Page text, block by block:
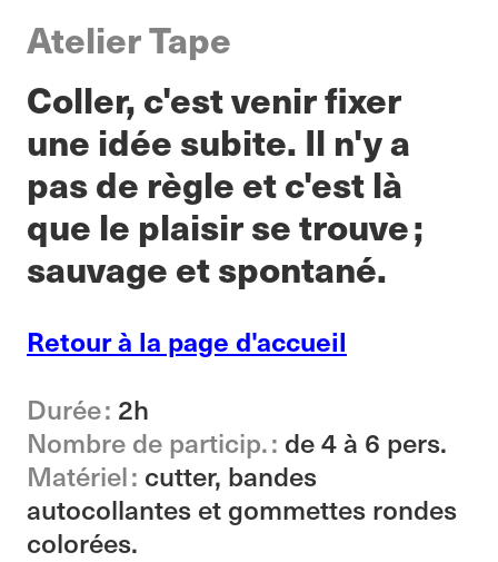
Atelier Tape
Coller, c'est venir fixer
une idée subite. Il n'y a
pas de règle et c'est là
que le plaisir se trouve ;
sauvage et spontané.
Retour à la page d'accueil
Durée : 2h
Nombre de particip. : de 4 à 6 pers.
Matériel : cutter, bandes
autocollantes et gommettes rondes
colorées.